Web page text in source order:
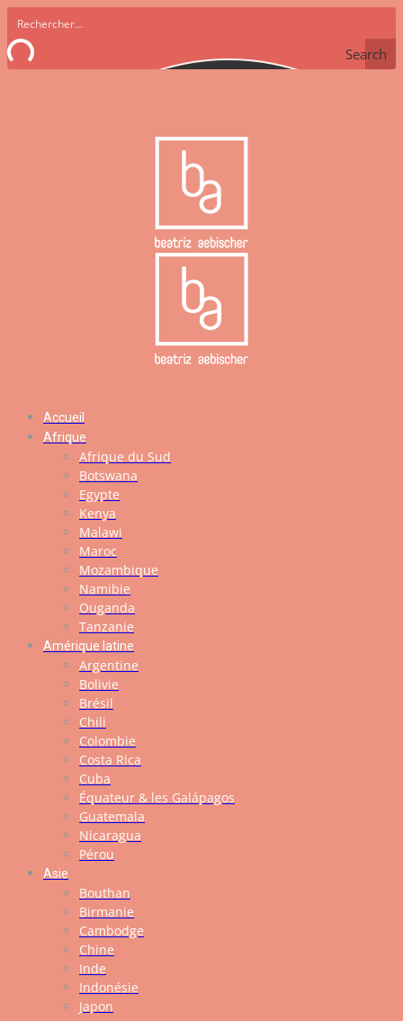
Search
Accueil
Afrique
Afrique du Sud
Botswana
Egypte
Kenya
Malawi
Maroc
Mozambique
Namibie
Ouganda
Tanzanie
Amérique latine
Argentine
Bolivie
Brésil
Chili
Colombie
Costa Rica
Cuba
Équateur & les Galápagos
Guatemala
Nicaragua
Pérou
Asie
Bouthan
Birmanie
Cambodge
Chine
Inde
Indonésie
Japon